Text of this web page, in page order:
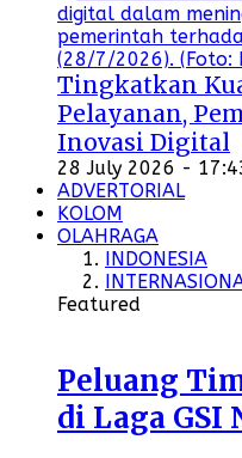
Tingkatkan
Pelayanan,
Inovasi Digital
28 July 2026 -
ADVERTORIAL
KOLOM
OLAHRAGA
INDONESIA
Featured
Peluang
di Laga GSI